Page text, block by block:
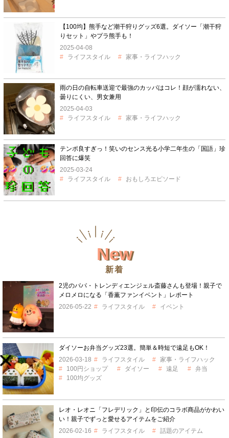
【100均】熊手など潮干狩りグッズ6選。ダイソー「潮干狩
りセット」やプラ熊手も！
2025-04-08
ライフスタイル
家事・ライフハック
雨の日の自転車送迎で最強のカッパはコレ！顔が濡れない、
曇りにくい、男女兼用
2025-04-03
ライフスタイル
家事・ライフハック
テンポ良すぎっ！笑いのセンス光る小学二年生の「国語」珍
回答に爆笑
2025-03-24
ライフスタイル
おもしろエピソード
New
新着
2児のパパ・トレンディエンジェル斎藤さんも登場！親子で
メロメロになる「香薫ファンイベント」レポート
2026-05-22
ライフスタイル イベント
ダイソーお弁当グッズ23選。簡単＆時短で遠足もOK！
2026-03-18
ライフスタイル
家事・ライフハック
100円ショップ
ダイソー 遠足
弁当
100均グッズ
レオ・レオニ「フレデリック」と印伝のコラボ商品がかわい
い！親子でずっと愛せるアイテムをご紹介
2026-02-16
ライフスタイル 話題のアイテム